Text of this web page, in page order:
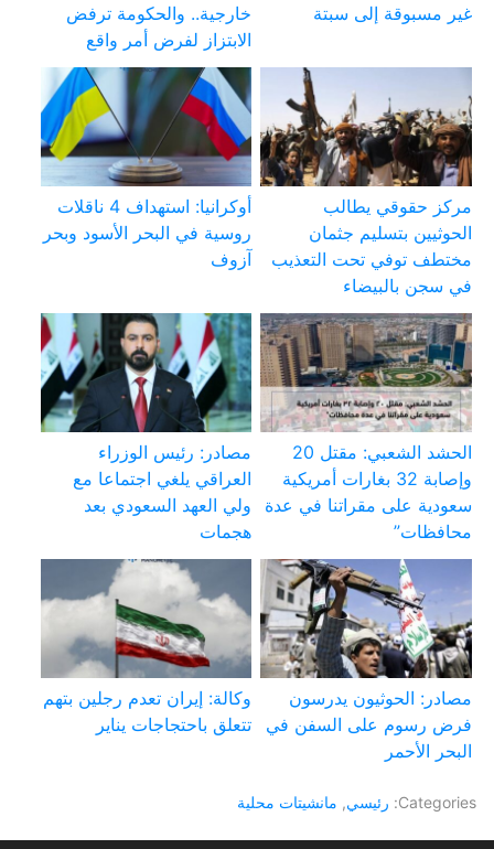
غير مسبوقة إلى سبتة
خارجية.. والحكومة ترفض
الابتزاز لفرض أمر واقع
مركز حقوقي يطالب
الحوثيين بتسليم جثمان
مختطف توفي تحت التعذيب
في سجن بالبيضاء
أوكرانيا: استهداف 4 ناقلات
روسية في البحر الأسود وبحر
آزوف
الحشد الشعبي: مقتل 20
وإصابة 32 بغارات أمريكية
سعودية على مقراتنا في عدة
محافظات”
مصادر: رئيس الوزراء
العراقي يلغي اجتماعا مع
ولي العهد السعودي بعد
هجمات
مصادر: الحوثيون يدرسون
فرض رسوم على السفن في
البحر الأحمر
وكالة: إيران تعدم رجلين بتهم
تتعلق باحتجاجات يناير
Categories: رئيسي, مانشيتات محلية